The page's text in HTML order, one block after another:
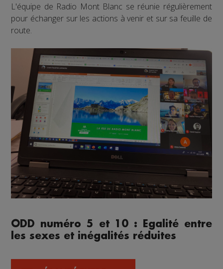
L'équipe de Radio Mont Blanc se réunie régulièrement
pour échanger sur les actions à venir et sur sa feuille de
route.
ODD numéro 5 et 10 : Egalité entre
les sexes et inégalités réduites